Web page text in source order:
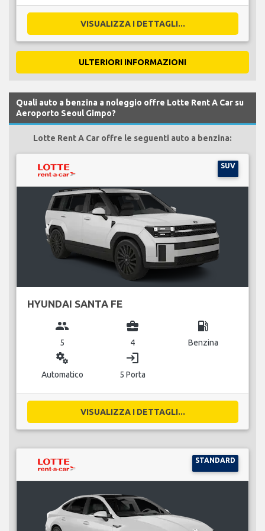
VISUALIZZA I DETTAGLI...
ULTERIORI INFORMAZIONI
Quali auto a benzina a noleggio offre Lotte Rent A Car su
Aeroporto Seoul Gimpo?
Lotte Rent A Car offre le seguenti auto a benzina:
SUV
HYUNDAI SANTA FE
group
5
business_center
4
local_gas_station
Benzina
miscellaneous_services
Automatico
login
5 Porta
VISUALIZZA I DETTAGLI...
STANDARD